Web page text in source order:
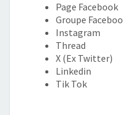
Page Facebook
Groupe
Instagram
Thread
X (Ex Twitter)
Linkedin
Tik Tok